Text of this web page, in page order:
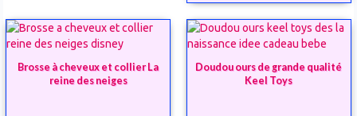
Brosse à cheveux et collier La
reine des neiges
Doudou ours de grande qualité
Keel Toys